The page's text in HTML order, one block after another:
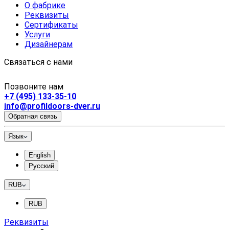
О фабрике
Реквизиты
Сертификаты
Услуги
Дизайнерам
Связаться с нами
Позвоните нам
+7 (495) 133-35-10
info@profildoors-dver.ru
Обратная связь
Язык
English
Русский
RUB
RUB
Реквизиты